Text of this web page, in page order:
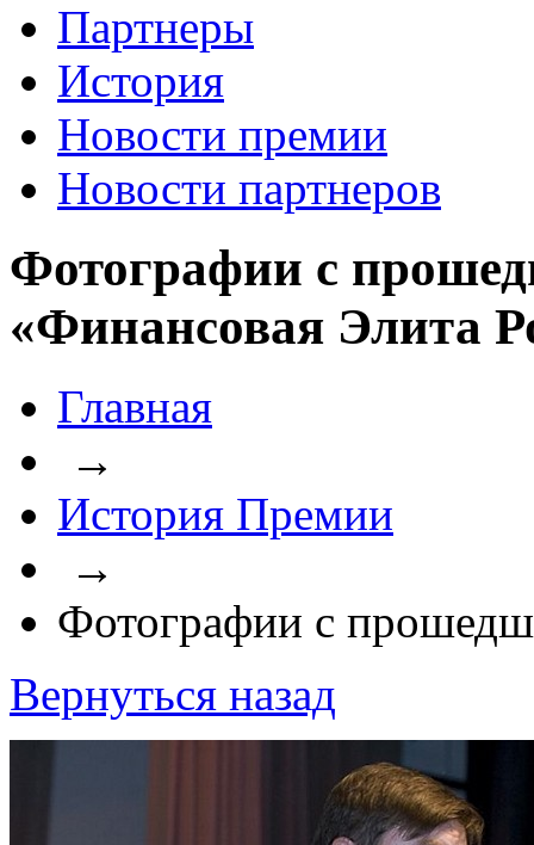
Партнеры
История
Новости премии
Новости партнеров
Фотографии с
«Финансовая Элита
Главная
→
История Премии
→
Фотографии с
Вернуться назад